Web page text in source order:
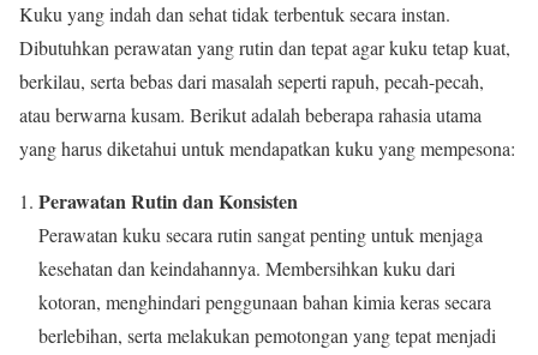
Kuku yang indah dan sehat tidak terbentuk secara instan.
Dibutuhkan perawatan yang rutin dan tepat agar kuku tetap kuat,
berkilau, serta bebas dari masalah seperti rapuh, pecah-pecah,
atau berwarna kusam. Berikut adalah beberapa rahasia utama
yang harus diketahui untuk mendapatkan kuku yang mempesona:
Perawatan Rutin dan Konsisten
Perawatan kuku secara rutin sangat penting untuk menjaga
kesehatan dan keindahannya. Membersihkan kuku dari
kotoran, menghindari penggunaan bahan kimia keras secara
berlebihan, serta melakukan pemotongan yang tepat menjadi